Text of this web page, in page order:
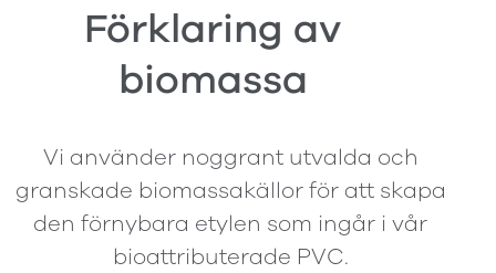
Förklaring av
biomassa
Vi använder noggrant utvalda och
granskade biomassakällor för att skapa
den förnybara etylen som ingår i vår
bioattributerade PVC.